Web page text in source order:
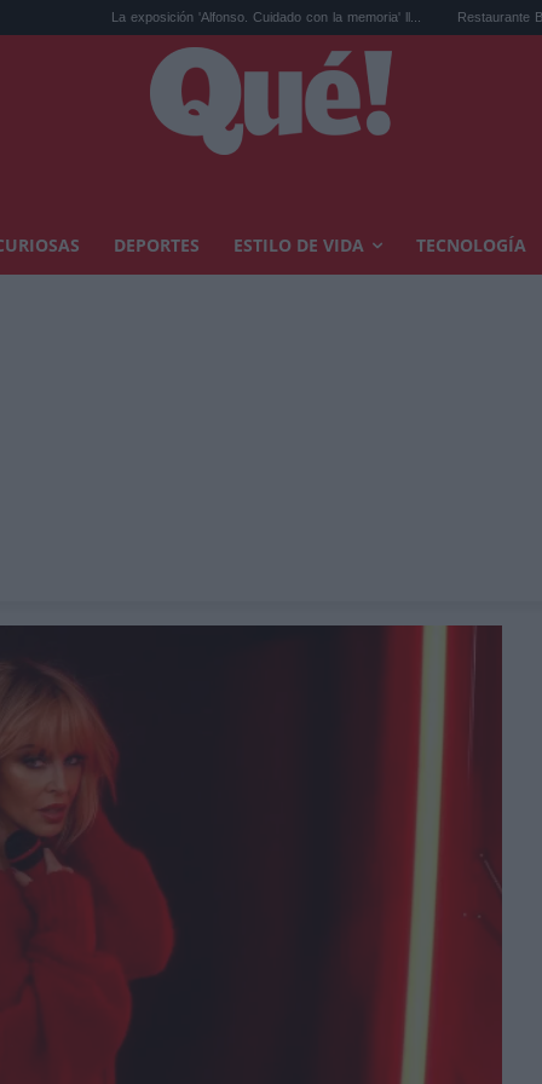
La exposición 'Alfonso. Cuidado con la memoria' ll... Restaurante Brassafina Madrid:
DEPORTES ESTILO DE VIDA TECNOLOGÍA